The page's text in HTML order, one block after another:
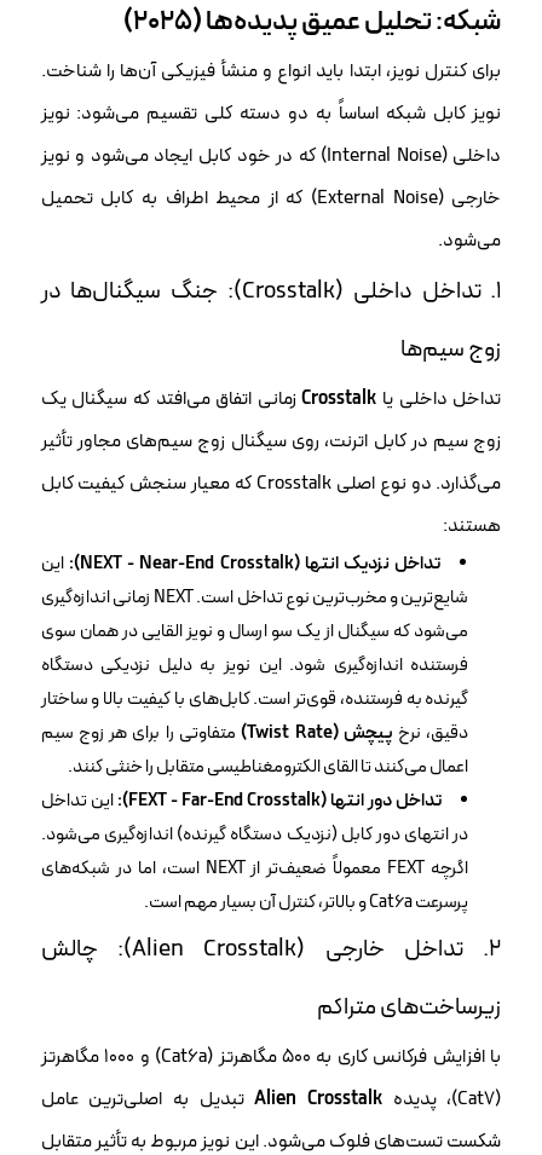
شبکه: تحلیل عمیق پدیده‌ها (۲۰۲۵)
برای کنترل نویز، ابتدا باید انواع و منشأ فیزیکی آن‌ها را شناخت.
نویز کابل شبکه اساساً به دو دسته کلی تقسیم می‌شود: نویز
داخلی (Internal Noise) که در خود کابل ایجاد می‌شود و نویز
خارجی (External Noise) که از محیط اطراف به کابل تحمیل
می‌شود.
۱. تداخل داخلی (Crosstalk): جنگ سیگنال‌ها در
زوج سیم‌ها
تداخل داخلی یا Crosstalkزمانی اتفاق می‌افتد که سیگنال یک
زوج سیم در کابل اترنت، روی سیگنال زوج سیم‌های مجاور تأثیر
می‌گذارد. دو نوع اصلی Crosstalk که معیار سنجش کیفیت کابل
هستند:
تداخل نزدیک انتها (NEXT - Near-End Crosstalk):
این
شایع‌ترین و مخرب‌ترین نوع تداخل است. NEXT زمانی اندازه‌گیری
می‌شود که سیگنال از یک سو ارسال و نویز القایی در همان سوی
فرستنده اندازه‌گیری شود. این نویز به دلیل نزدیکی دستگاه
گیرنده به فرستنده، قوی‌تر است. کابل‌های با کیفیت بالا و ساختار
دقیق، نرخ پیچش (Twist Rate)
متفاوتی را برای هر زوج سیم
اعمال می‌کنند تا القای الکترومغناطیسی متقابل را خنثی کنند.
تداخل دور انتها (FEXT - Far-End Crosstalk):
این تداخل
در انتهای دور کابل (نزدیک دستگاه گیرنده) اندازه‌گیری می‌شود.
اگرچه FEXT معمولاً ضعیف‌تر از NEXT است، اما در شبکه‌های
پرسرعت Cat6a و بالاتر، کنترل آن بسیار مهم است.
۲. تداخل خارجی (Alien Crosstalk): چالش
زیرساخت‌های متراکم
با افزایش فرکانس کاری به ۵۰۰ مگاهرتز (Cat6a) و ۱۰۰۰ مگاهرتز
(Cat7)، پدیده
Alien Crosstalkتبدیل به اصلی‌ترین عامل
شکست تست‌های فلوک می‌شود. این نویز مربوط به تأثیر متقابل